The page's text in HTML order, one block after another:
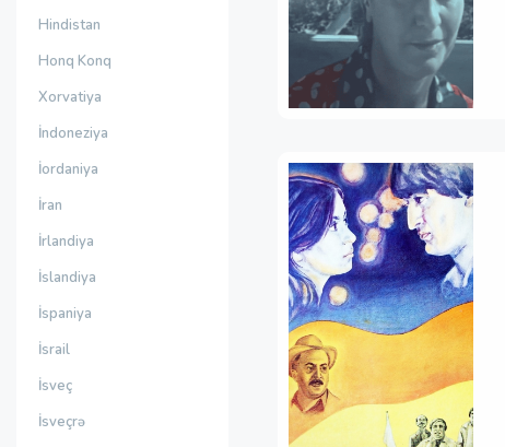
Hindistan
Honq Konq
Xorvatiya
İndoneziya
İordaniya
İran
İrlandiya
İslandiya
İspaniya
İsrail
İsveç
İsveçrə